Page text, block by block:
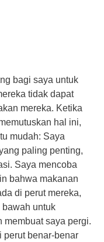
bagi saya untuk
tidak dapat
mereka. Ketika
hal ini,
mudah: Saya
paling penting,
Saya mencoba
bahwa makanan
di perut mereka,
untuk
membuat saya pergi.
perut benar-benar